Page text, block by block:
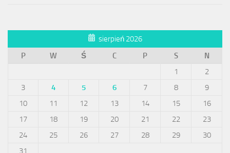
sierpień 2026
P
W Ś C P S
N
1
2
3
4 5 6 7 8
9
10
11 12 13 14 15
16
17
18 19 20 21 22
23
24
25 26 27 28 29
30
31